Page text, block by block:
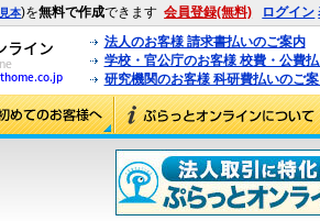
見本)を無料で作成できます 会員登録(無料) ログイン
法人のお客様 請求書払いのご案内
学校・官公庁のお客様 校費・公費
研究機関のお客様 科研費払いのご